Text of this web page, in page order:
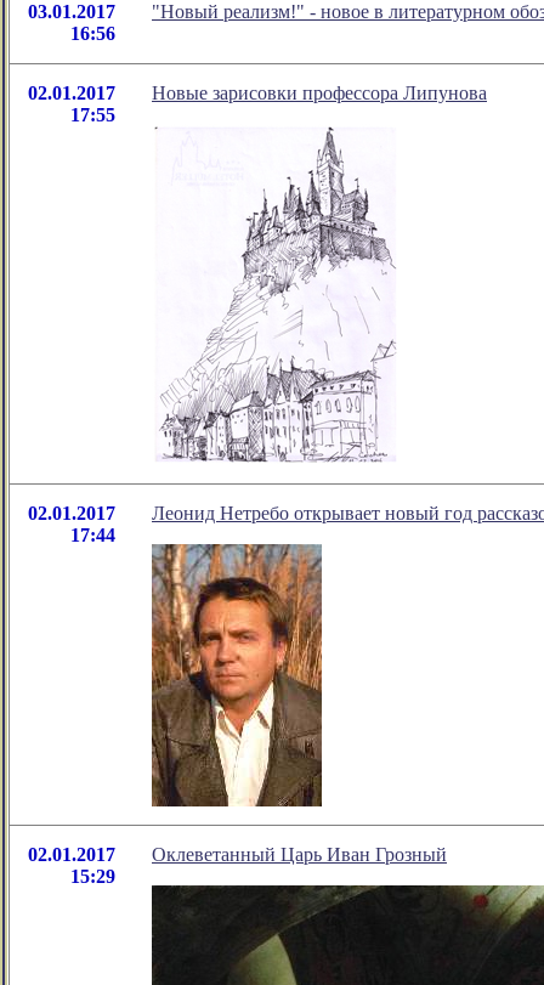
03.01.2017
16:56
"Новый реализм!" - новое в литературном
02.01.2017
17:55
Новые зарисовки профессора Липунова
02.01.2017
17:44
Леонид Нетребо открывает новый год
02.01.2017
15:29
Оклеветанный Царь Иван Грозный